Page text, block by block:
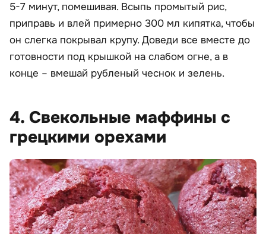
5-7 минут, помешивая. Всыпь промытый рис,
приправь и влей примерно 300 мл кипятка, чтобы
он слегка покрывал крупу. Доведи все вместе до
готовности под крышкой на слабом огне, а в
конце – вмешай рубленый чеснок и зелень.
4. Свекольные маффины с
грецкими орехами